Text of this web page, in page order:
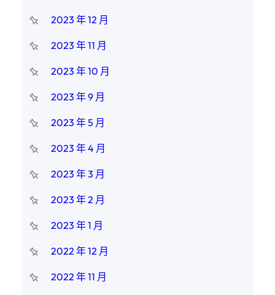
2023 年 12 月
2023 年 11 月
2023 年 10 月
2023 年 9 月
2023 年 5 月
2023 年 4 月
2023 年 3 月
2023 年 2 月
2023 年 1 月
2022 年 12 月
2022 年 11 月